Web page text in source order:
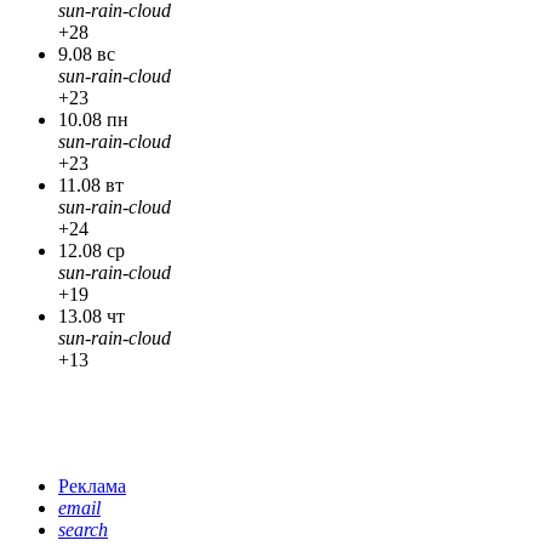
sun-rain-cloud
+28
9.08 вс
sun-rain-cloud
+23
10.08 пн
sun-rain-cloud
+23
11.08 вт
sun-rain-cloud
+24
12.08 ср
sun-rain-cloud
+19
13.08 чт
sun-rain-cloud
+13
Реклама
email
search